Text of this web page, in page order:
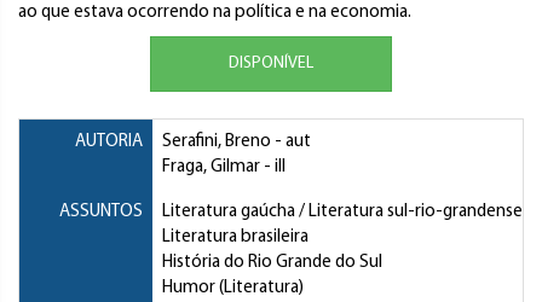
ao que estava ocorrendo na política e na economia.
DISPONÍVEL
AUTORIA Serafini, Breno - aut
Fraga, Gilmar - ill
ASSUNTOS
Literatura gaúcha / Literatura sul-rio-grandense
Literatura brasileira
História do Rio Grande do Sul
Humor (Literatura)